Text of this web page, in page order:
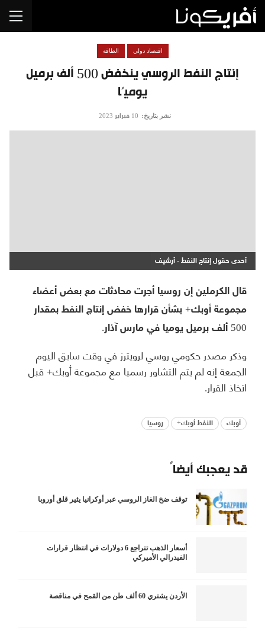
إنتاج النفط الروسي ينخفض 500 ألف برميل
يوميًا
اقتصاد دولي الطاقة
نشر بتاريخ: 10 فبراير 2023
أحدى حقول إنتاج النفط - أرشيف
قال الكرملين إن روسيا أجرت محادثات مع بعض أعضاء
مجموعة أوبك+ بشأن قرارها خفض إنتاج النفط بمقدار
500 ألف برميل يوميا في مارس آذار.
وذكر مصدر حكومي روسي لرويترز في وقت سابق اليوم
الجمعة إنه لم يتم التشاور رسميا مع مجموعة أوبك+ قبل
اتخاذ القرار.
أوبك النفط أوبك+ روسيا
قد يعجبك أيضاً
توقف ضخ الغاز الروسي عبر أوكرانيا يثير قلق أوروبا
أسعار الذهب تتراجع 6 دولارات في انتظار قرارات
الفيدرالي الأميركي
الأردن يشتري 60 ألف طن من القمح في مناقصة